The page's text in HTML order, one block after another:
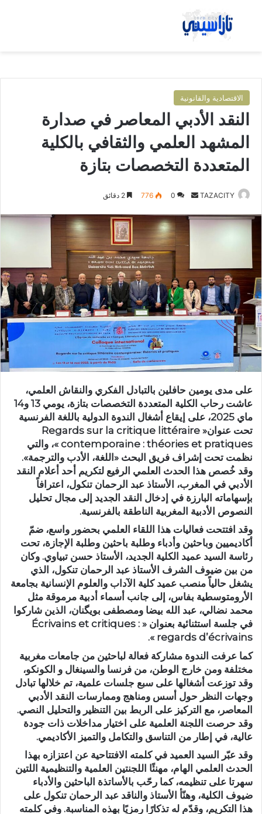
بحث عن
الاقتصادية والقانونية
النقد الأدبي المعاصر في صدارة
المشهد العلمي والثقافي بالكلية
المتعددة التخصصات بتازة
TAZACITY
س
ر
ي
د
ا
إ
ت
و
ن
ي
ا
0
776
على مدى يومين حافلين بالتبادل الفكري والنقاش العلمي،
عاشت رحاب الكلية المتعددة التخصصات بتازة، يومي 13 و14
ماي 2025، على إيقاع أشغال الندوة الدولية باللغة الفرنسية
تحت عنوان« Regards sur la critique littéraire
contemporaine : théories et pratiques »، والتي
نظمت تحت إشراف فريق البحث «اللغة، الأدب والترجمة».
وقد خُصص هذا الحدث العلمي الرفيع لتكريم أحد أعلام النقد
الأدبي في المغرب، الأستاذ عبد الرحمان تنكول، اعترافاً
بإسهاماته البارزة في إدخال النقد الجديد إلى مجال تحليل
النصوص الأدبية المغربية الناطقة بالفرنسية.
وقد افتتحت فعاليات هذا اللقاء العلمي بحضور واسع، ضمّ
أكاديميين وباحثين وأدباء وطلبة باحثين وطلبة الإجازة، تحت
رئاسة السيد عميد الكلية الجديد، الأستاذ حسن تبياوي. وكان
من بين ضيوف الشرف الأستاذ عبد الرحمان تنكول، الذي
يشغل حالياً منصب عميد كلية الآداب والعلوم الإنسانية بجامعة
الأرومتوسطية بفاس، إلى جانب أسماء أدبية مرموقة مثل
محمد نضالي، عبد الله بيضا ومصطفى بويگنان، الذين شاركوا
في جلسة استثنائية بعنوان « Écrivains et critiques :
regards d’écrivains ».
كما عرفت الندوة مشاركة فعالة لباحثين من جامعات مغربية
مختلفة ومن خارج الوطن، من فرنسا والسينغال و الكونكو،
وقد توزعت أشغالها على سبع جلسات علمية، تم خلالها تبادل
وجهات النظر حول أسس ومناهج وممارسات النقد الأدبي
المعاصر، مع التركيز على الربط بين التنظير والتحليل النصي.
وقد حرصت اللجنة العلمية على اختيار مداخلات ذات جودة
عالية، في إطار من التناسق والتكامل والتميز الأكاديمي.
وقد عبّر السيد العميد في كلمته الافتتاحية عن اعتزازه بهذا
الحدث العلمي الهام، مهنئًا اللجنتين العلمية والتنظيمية اللتين
سهرتا على تنظيمه، كما رحّب بالأساتذة الباحثين والأدباء
ضيوف الكلية، وهنّأ الأستاذ والناقد عبد الرحمان تنكول على
هذا التكريم، وقدّم له تذكارًا رمزيًا بهذه المناسبة. وفي كلمته